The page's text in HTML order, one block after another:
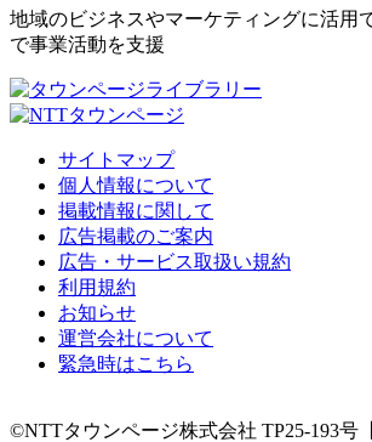
地域のビジネスやマーケティングに活用
で事業活動を支援
サイトマップ
個人情報について
掲載情報に関して
広告掲載のご案内
広告・サービス取扱い規約
利用規約
お知らせ
運営会社について
緊急時はこちら
©NTTタウンページ株式会社 TP25-193号【